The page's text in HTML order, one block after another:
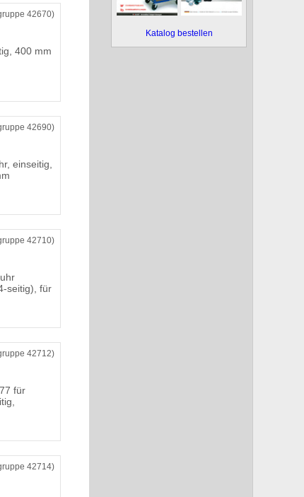
42670)
400 mm
42690)
einseitig,
42710)
seitig), für
42712)
für
42714)
Katalog bestellen